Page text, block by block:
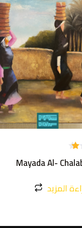
Mayada Al-
المزيد